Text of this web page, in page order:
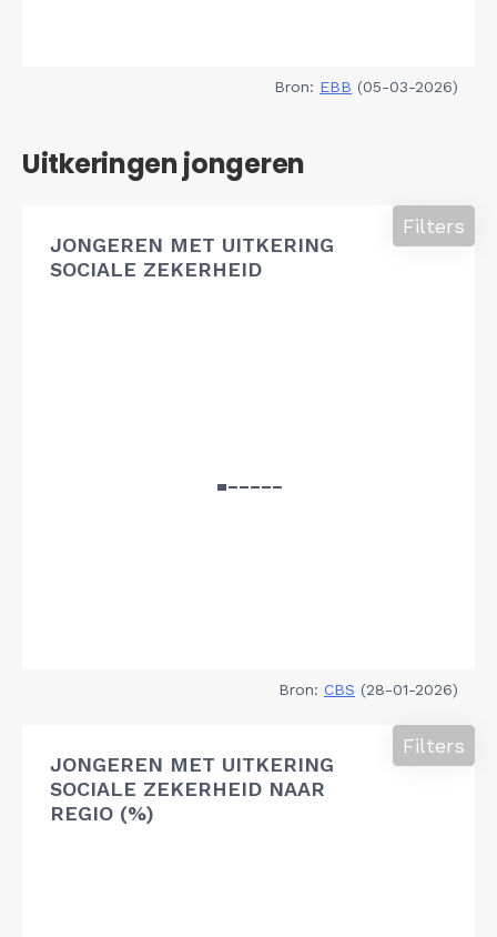
Bron: EBB (05-03-2026)
Uitkeringen jongeren
JONGEREN MET UITKERING
SOCIALE ZEKERHEID
Filters
Bron: CBS (28-01-2026)
JONGEREN MET UITKERING
SOCIALE ZEKERHEID NAAR
REGIO (%)
Filters